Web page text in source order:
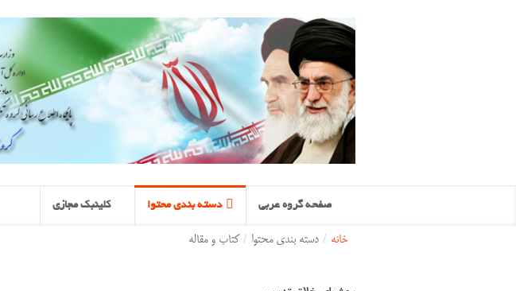
صفحه گروه عربی دسته بندی محتوا کلینبک مجازی
خانه / دسته بندی محتوا / کتاب و مقاله